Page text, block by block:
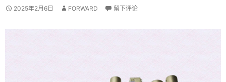
2025年2月6日 FORWARD 留下评论